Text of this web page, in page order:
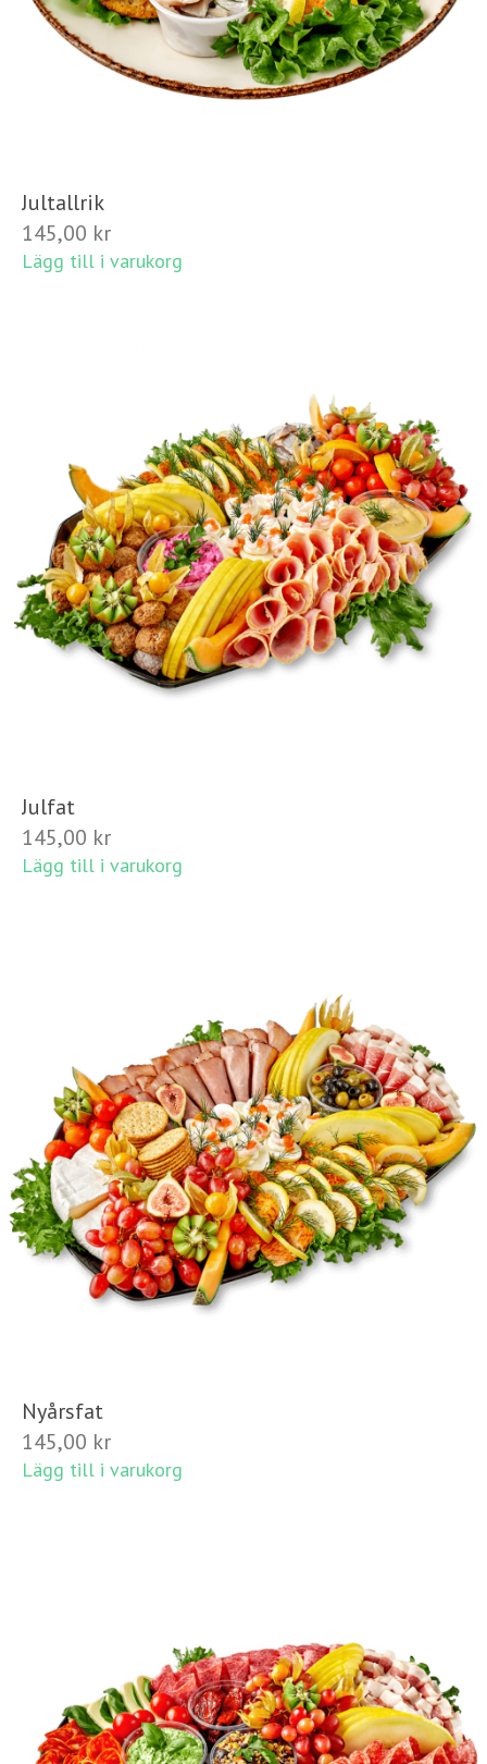
Jultallrik
145,00 kr
Lägg till i varukorg
Julfat
145,00 kr
Lägg till i varukorg
Nyårsfat
145,00 kr
Lägg till i varukorg